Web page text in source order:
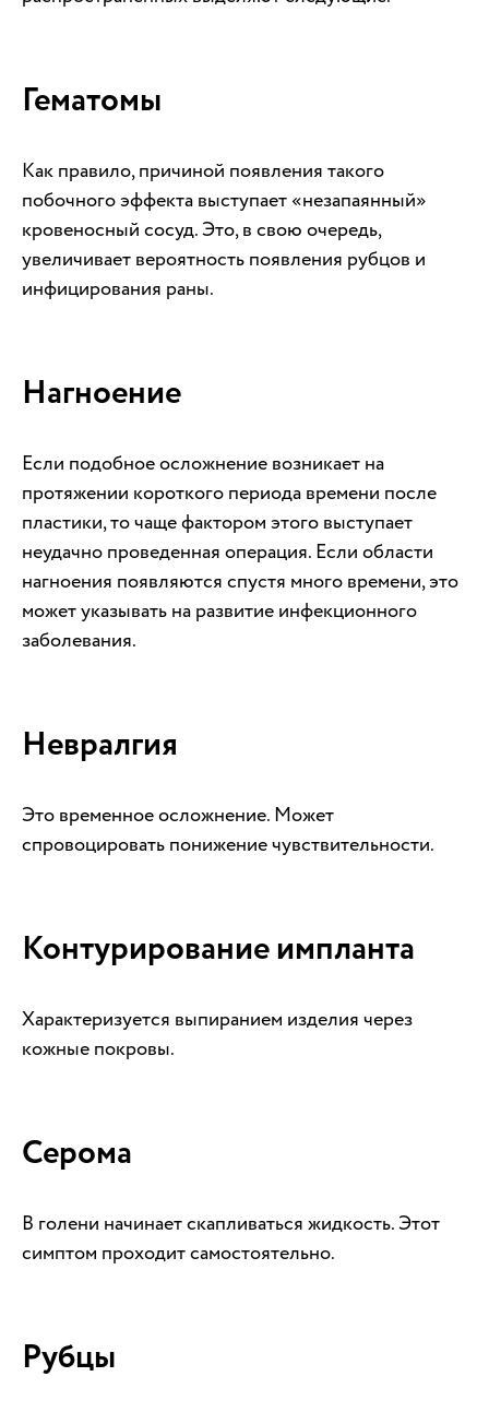
Гематомы
Как правило, причиной появления такого
побочного эффекта выступает «незапаянный»
кровеносный сосуд. Это, в свою очередь,
увеличивает вероятность появления рубцов и
инфицирования раны.
Нагноение
Если подобное осложнение возникает на
протяжении короткого периода времени после
пластики, то чаще фактором этого выступает
неудачно проведенная операция. Если области
нагноения появляются спустя много времени, это
может указывать на развитие инфекционного
заболевания.
Невралгия
Это временное осложнение. Может
спровоцировать понижение чувствительности.
Контурирование импланта
Характеризуется выпиранием изделия через
кожные покровы.
Серома
В голени начинает скапливаться жидкость. Этот
симптом проходит самостоятельно.
Рубцы